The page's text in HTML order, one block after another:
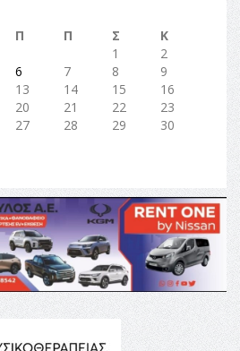
Π Π Σ
Κ
1
2
6 7 8
9
13 14 15
16
20 21 22
23
27 28 29
30